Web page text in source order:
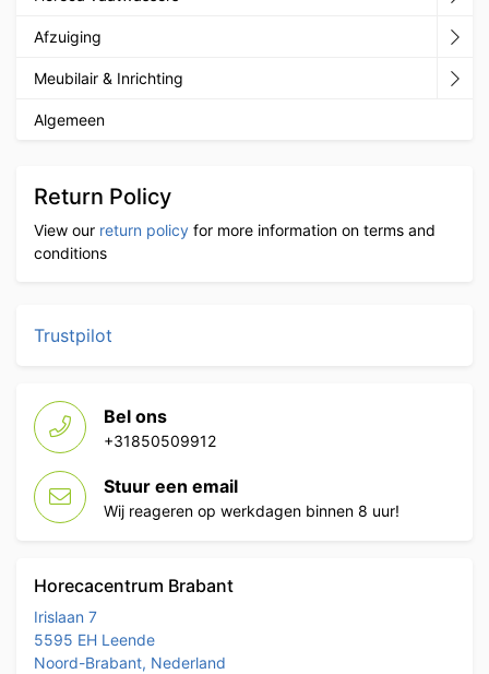
Afzuiging
Meubilair & Inrichting
Algemeen
Return Policy
View our return policy for more information on terms and
conditions
Trustpilot
Bel ons
+31850509912
Stuur een email
Wij reageren op werkdagen binnen 8 uur!
Horecacentrum Brabant
Irislaan 7
5595 EH Leende
Noord-Brabant, Nederland